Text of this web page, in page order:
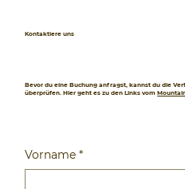
Kontaktiere uns
Bevor du eine Buchung anfragst, kannst du die
überprüfen. Hier geht es zu den Links vom
Vorname *